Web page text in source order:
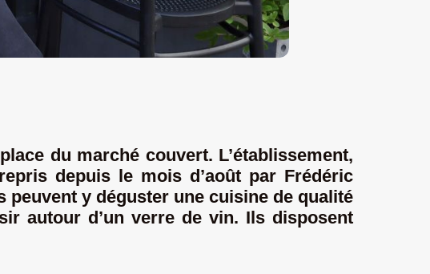
du marché couvert. L’établissement,
depuis le mois d’août par Frédéric
y déguster une cuisine de qualité
autour d’un verre de vin. Ils disposent